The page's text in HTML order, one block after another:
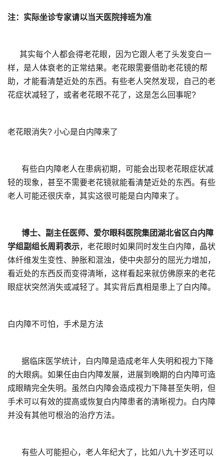
注：实际坐诊专家请以当天医院排班为准
其实每个人都会得老花眼，因为它跟人老了头发变白一
样，是人体衰老的正常结果。老花眼需要借助老花镜的帮
助，才能看清楚近处的东西。有些老人突然发现，自己的老
花症状减轻了，或者老花眼不花了，这是怎么回事呢?
老花眼消失? 小心是白内障来了
有些白内障老人在患病初期，可能会出现老花眼症状减
轻的现象，甚至不需要老花镜就能看清楚近处的东西。有些
老人可能还很庆幸，其实这很可能是白内障来了。
博士、副主任医师、爱尔眼科医院集团湖北省区白内障
学组副组长周莉表示，老花眼时如果同时发生白内障，晶状
体纤维发生变性、肿胀和混浊，使中央部分的屈光力增加，
看近处的东西反而变得清晰，这样看起来就仿佛原来的老花
眼症状突然消失或减轻了。其实背后真相是患上了白内障。
白内障不可怕，手术是方法
据临床医学统计，白内障是造成老年人失明和视力下降
的大眼病。如果任由白内障发展，进展到晚期的白内障可造
成眼睛完全失明。虽然白内障会造成视力下降甚至失明，但
手术可以有效的提高或恢复白内障患者的清晰视力。白内障
并没有其他可根治的治疗方法。
有些人可能担心，老人年纪大了，比如八九十岁还可以